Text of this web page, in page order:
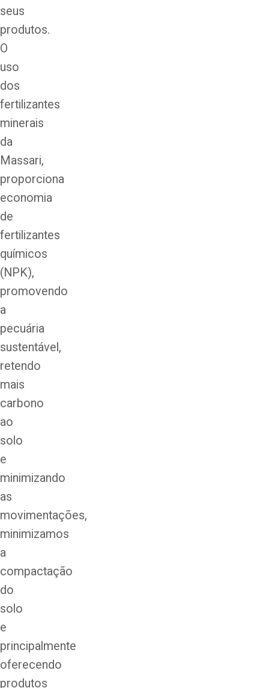
seus
produtos.
O
uso
dos
fertilizantes
minerais
da
Massari,
proporciona
economia
de
fertilizantes
químicos
(NPK),
promovendo
a
pecuária
sustentável,
retendo
mais
carbono
ao
solo
e
minimizando
as
movimentações,
minimizamos
a
compactação
do
solo
e
principalmente
oferecendo
produtos